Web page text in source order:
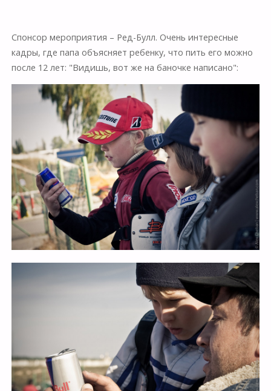
Спонсор мероприятия – Ред-Булл. Очень интересные
кадры, где папа объясняет ребенку, что пить его можно
после 12 лет: "Видишь, вот же на баночке написано":